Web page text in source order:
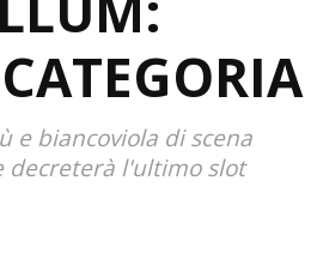
e biancoviola di scena
decreterà l'ultimo slot